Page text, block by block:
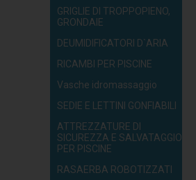
GRIGLIE DI TROPPOPIENO,
GRONDAIE
DEUMIDIFICATORI D`ARIA
RICAMBI PER PISCINE
Vasche idromassaggio
SEDIE E LETTINI GONFIABILI
ATTREZZATURE DI
SICUREZZA E SALVATAGGIO
PER PISCINE
RASAERBA ROBOTIZZATI